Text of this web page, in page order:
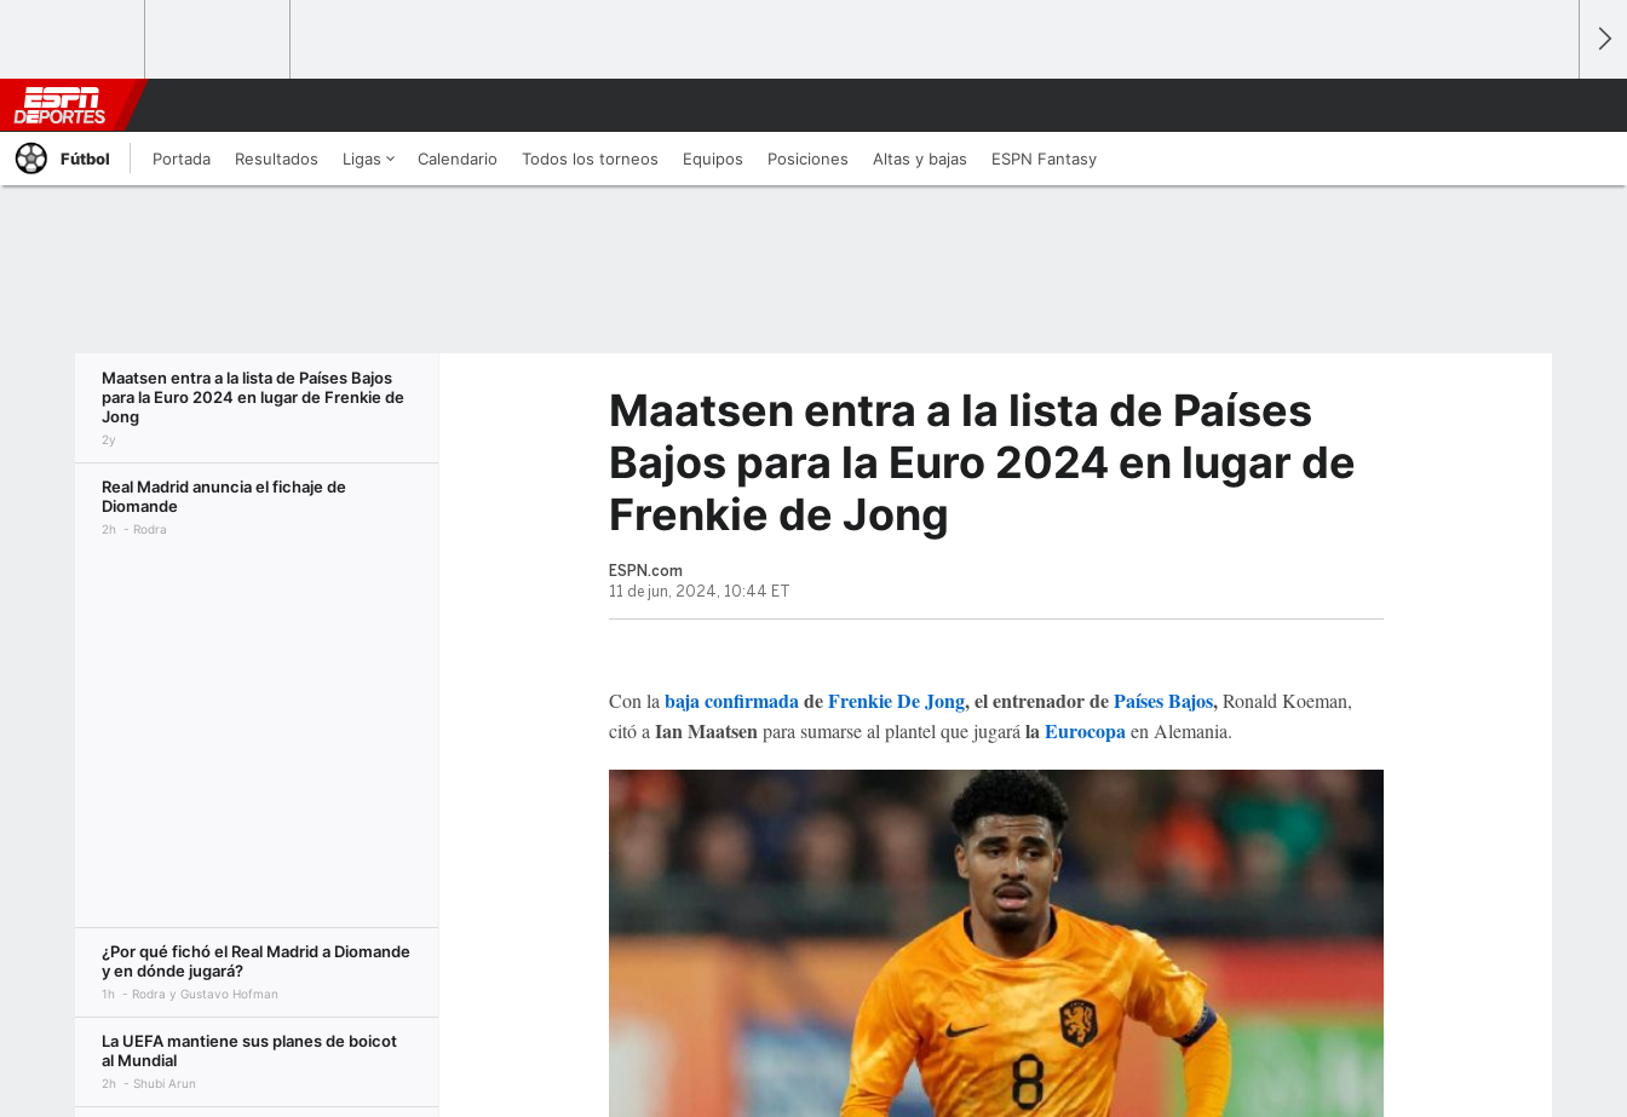
Fútbol Portada Resultados Ligas Calendario Todos los torneos Equipos Posiciones Altas y bajas ESPN Fantasy
Maatsen entra a la lista de Países Bajos
para la Euro 2024 en lugar de Frenkie de
Jong
2y
Real Madrid anuncia el fichaje de
Diomande
2h Rodra
¿Por qué fichó el Real Madrid a Diomande
y en dónde jugará?
1h Rodra y Gustavo Hofman
La UEFA mantiene sus planes de boicot
al Mundial
2h Shubi Arun
Maatsen entra a la lista de Países
Bajos para la Euro 2024 en lugar de
Frenkie de Jong
ESPN.com
11 de jun, 2024, 10:44 ET
Con la baja confirmadadeFrenkie De Jong, el entrenador dePaíses Bajos,Ronald Koeman,
citó aIan Maatsen para sumarse al plantel que jugarálaEurocopa en Alemania.